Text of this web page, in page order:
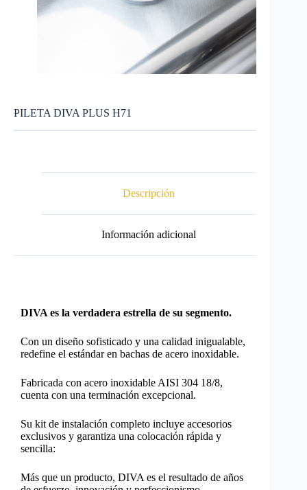
PILETA DIVA PLUS H71
Descripción
Información adicional
DIVA es la verdadera estrella de su segmento.
Con un diseño sofisticado y una calidad inigualable,
redefine el estándar en bachas de acero inoxidable.
Fabricada con acero inoxidable AISI 304 18/8,
cuenta con una terminación excepcional.
Su kit de instalación completo incluye accesorios
exclusivos y garantiza una colocación rápida y
sencilla:
Más que un producto, DIVA es el resultado de años